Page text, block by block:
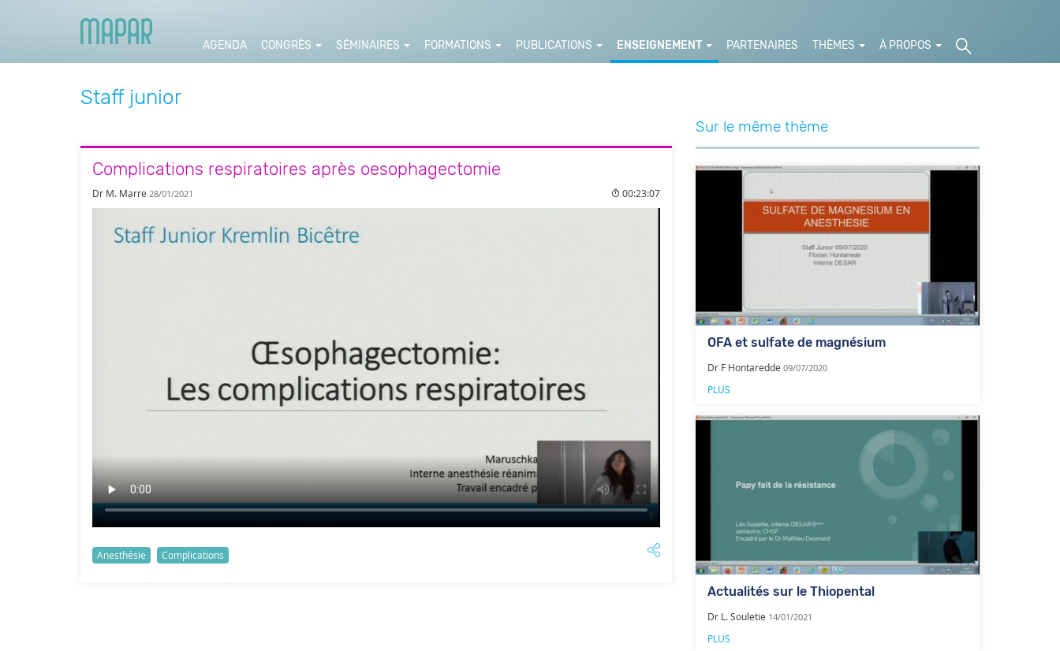
AGENDA CONGRÈS SÉMINAIRES FORMATIONS PUBLICATIONS ENSEIGNEMENT PARTENAIRES THÈMES À PROPOS
Staff junior
Complications respiratoires après oesophagectomie
Dr M. Marre 28/01/2021 00:23:07
Anesthésie Complications
Sur le même thème
OFA et sulfate de magnésium
Dr F Hontaredde 09/07/2020
PLUS
Actualités sur le Thiopental
Dr L. Souletie 14/01/2021
PLUS